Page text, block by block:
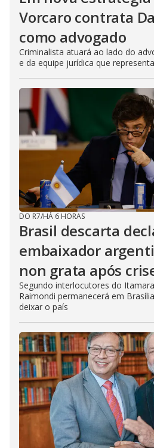
Vorcaro contrata
como advogado
Criminalista atuará ao lado do
e da equipe jurídica que
DO R7/HÁ 6 HORAS
Brasil descarta
embaixador
non grata após
Segundo interlocutores do
Raimondi permanecerá em
deixar o país